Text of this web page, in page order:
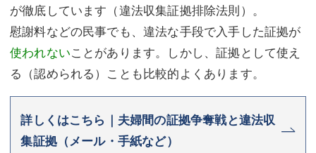
が徹底しています（違法収集証拠排除法則）。
慰謝料などの民事でも、違法な手段で入手した証拠が
使われないことがあります。しかし、証拠として使え
る（認められる）ことも比較的よくあります。
詳しくはこちら｜夫婦間の証拠争奪戦と違法収
集証拠（メール・手紙など）